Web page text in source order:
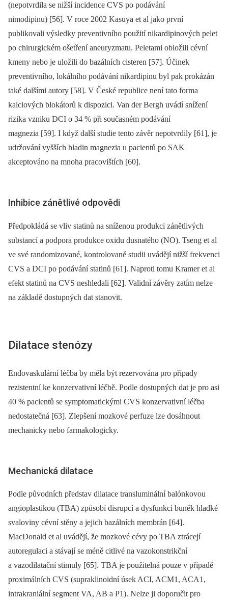
(nepotvrdila se nižší incidence CVS po podávání
nimodipinu) [56]. V roce 2002 Kasuya et al jako první
publikovali výsledky preventivního použití nikardipinových pelet
po chirurgickém ošetření aneuryzmatu. Peletami obložili cévní
kmeny nebo je uložili do bazálních cisteren [57]. Účinek
preventivního, lokálního podávání nikardipinu byl pak prokázán
také dalšími autory [58]. V České republice není tato forma
kalciových blokátorů k dispozici. Van der Bergh uvádí snížení
rizika vzniku DCI o 34 % při současném podávání
magnezia [59]. I když další studie tento závěr nepotvrdily [61], je
udržování vyšších hladin magnezia u pacientů po SAK
akceptováno na mnoha pracovištích [60].
Inhibice zánětlivé odpovědi
Předpokládá se vliv statinů na sníženou produkci zánětlivých
substancí a podpora produkce oxidu dusnatého (NO). Tseng et al
ve své randomizované, kontrolované studii uvádějí nižší frekvenci
CVS a DCI po podávání statinů [61]. Naproti tomu Kramer et al
efekt statinů na CVS neshledali [62]. Validní závěry zatím nelze
na základě dostupných dat stanovit.
Dilatace stenózy
Endovaskulární léčba by měla být rezervována pro případy
rezistentní ke konzervativní léčbě. Podle dostupných dat je pro asi
40 % pacientů se symptomatickými CVS konzervativní léčba
nedostatečná [63]. Zlepšení mozkové perfuze lze dosáhnout
mechanicky nebo farmakologicky.
Mechanická dilatace
Podle původních představ dilatace transluminální balónkovou
angioplastikou (TBA) způsobí disrupcí a dysfunkcí buněk hladké
svaloviny cévní stěny a jejich bazálních membrán [64].
MacDonald et al uvádějí, že mozkové cévy po TBA ztrácejí
autoregulaci a stávají se méně citlivé na vazokonstrikční
a vazodilatační stimuly [65]. TBA je použitelná pouze v případě
proximálních CVS (supraklinoidní úsek ACI, ACM1, ACA1,
intrakraniální segment VA, AB a P1). Nelze ji doporučit pro